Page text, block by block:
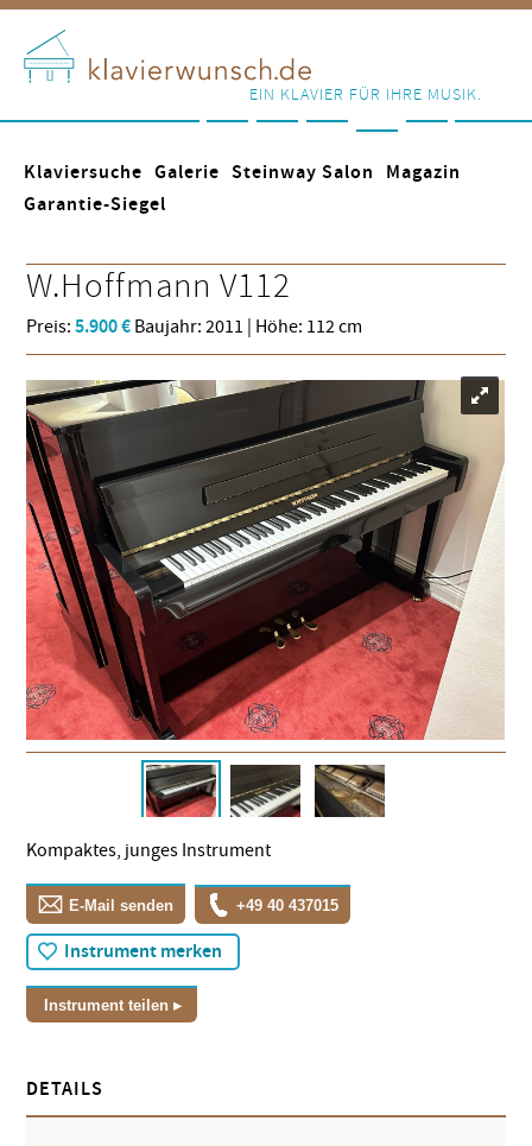
EIN KLAVIER FÜR IHRE MUSIK.
Klaviersuche Galerie Steinway Salon
Magazin
Garantie-Siegel
W.HoffmannV112
Preis:5.900 € Baujahr: 2011 | Höhe: 112 cm
Kompaktes, junges Instrument
E-Mail senden +49 40 437015
Instrument merken
Instrument teilen
DETAILS